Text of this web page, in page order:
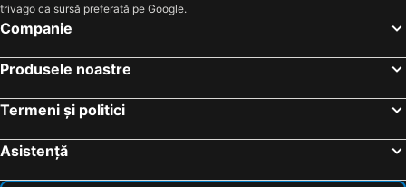
trivago ca sursă preferată pe Google.
Companie
Produsele noastre
Termeni și politici
Asistență